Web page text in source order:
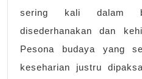
sering kali dalam
disederhanakan dan
Pesona budaya yang
keseharian justru